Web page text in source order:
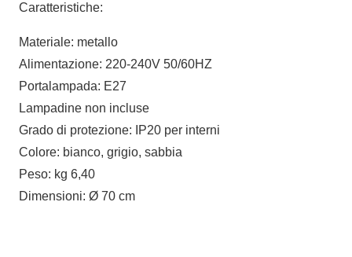
Caratteristiche:
Materiale: metallo
Alimentazione: 220-240V 50/60HZ
Portalampada: E27
Lampadine non incluse
Grado di protezione: IP20 per interni
Colore: bianco, grigio, sabbia
Peso: kg 6,40
Dimensioni: Ø 70 cm